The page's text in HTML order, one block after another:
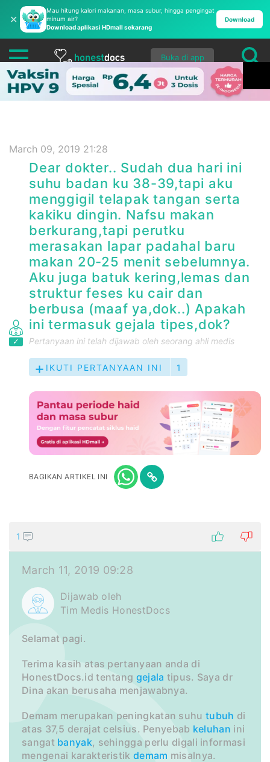
✕
Mau hitung kalori makanan, masa subur, hingga pengingat
minum air?
Download aplikasi HDmall sekarang
Download
Buka di app
March 09, 2019 21:28
Dear dokter.. Sudah dua hari ini
suhu badan ku 38-39,tapi aku
menggigil telapak tangan serta
kakiku dingin. Nafsu makan
berkurang,tapi perutku
merasakan lapar padahal baru
makan 20-25 menit sebelumnya.
Aku juga batuk kering,lemas dan
struktur feses ku cair dan
berbusa (maaf ya,dok..) Apakah
ini termasuk gejala tipes,dok?
Pertanyaan ini telah dijawab oleh seorang ahli medis
IKUTI PERTANYAAN INI 1
BAGIKAN ARTIKEL INI
1
March 11, 2019 09:28
Dijawab oleh
Tim Medis HonestDocs
Selamat pagi.
Terima kasih atas pertanyaan anda di
HonestDocs.id tentang gejala tipus. Saya dr
Dina akan berusaha menjawabnya.
Demam merupakan peningkatan suhu tubuh di
atas 37,5 derajat celsius. Penyebab keluhan ini
sangat banyak, sehingga perlu digali informasi
mengenai karakteristik demam misalnya.